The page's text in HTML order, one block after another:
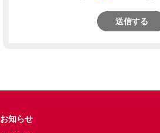
送信する
お知らせ